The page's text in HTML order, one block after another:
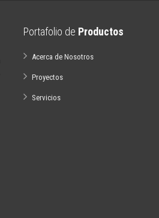
Portafolio de Productos
Acerca de Nosotros
Proyectos
Servicios